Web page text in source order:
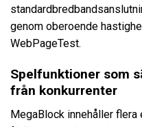
genom oberoende
WebPageTest.
Spelfunktioner som
från konkurrenter
MegaBlock innehåller